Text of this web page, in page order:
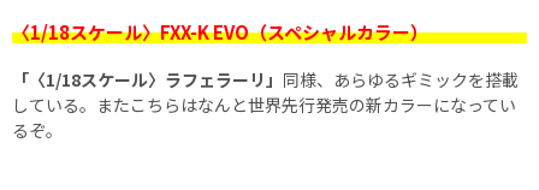
〈1/18スケール〉FXX-K EVO（スペシャルカラー）
「〈1/18スケール〉ラフェラーリ」 同様、あらゆるギミックを搭載
している。またこちらはなんと世界先行発売の新カラーになってい
るぞ。